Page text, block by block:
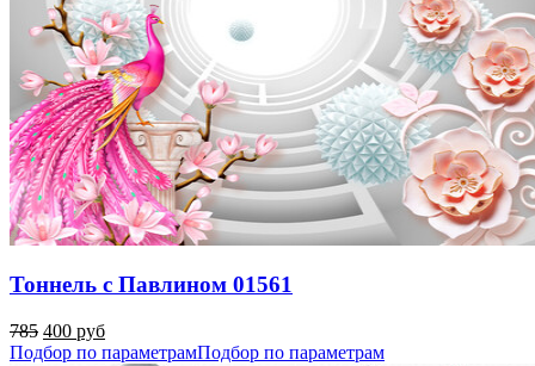
Тоннель с Павлином 01561
785 400 руб
Подбор по параметрамПодбор по параметрам